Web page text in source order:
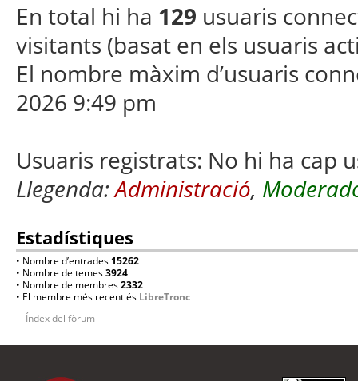
En total hi ha 129 usuaris
visitants (basat en els usuaris
El nombre màxim d’usuaris
2026 9:49 pm
Usuaris registrats: No hi ha cap
Llegenda:Administració,
Estadístiques
• Nombre d’entrades 15262
• Nombre de temes3924
• Nombre de membres2332
• El membre més recent és LibreTronc
Índex del fòrum